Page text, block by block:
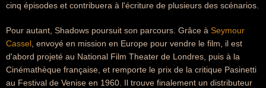
cinq épisodes et contribuera à l'écriture de plusieurs des scénarios.
Pour autant, Shadows poursuit son parcours. Grâce à Seymour
Cassel , envoyé en mission en Europe pour vendre le film, il est
d'abord projeté au National Film Theater de Londres, puis à la
Cinémathèque française, et remporte le prix de la critique Pasinetti
au Festival de Venise en 1960. Il trouve finalement un distributeur